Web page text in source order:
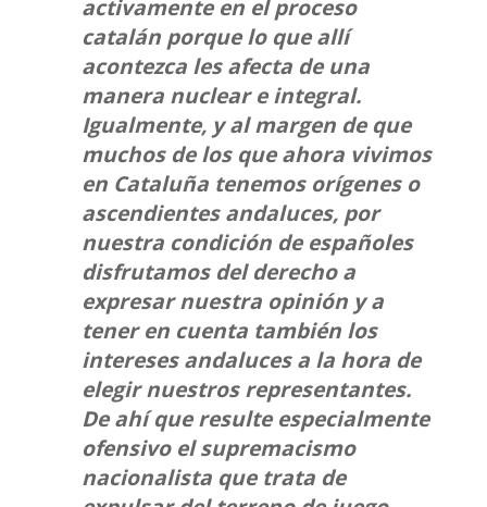
activamente en el proceso
catalán porque lo que allí
acontezca les afecta de una
manera nuclear e integral.
Igualmente, y al margen de que
muchos de los que ahora vivimos
en Cataluña tenemos orígenes o
ascendientes andaluces, por
nuestra condición de españoles
disfrutamos del derecho a
expresar nuestra opinión y a
tener en cuenta también los
intereses andaluces a la hora de
elegir nuestros representantes.
De ahí que resulte especialmente
ofensivo el supremacismo
nacionalista que trata de